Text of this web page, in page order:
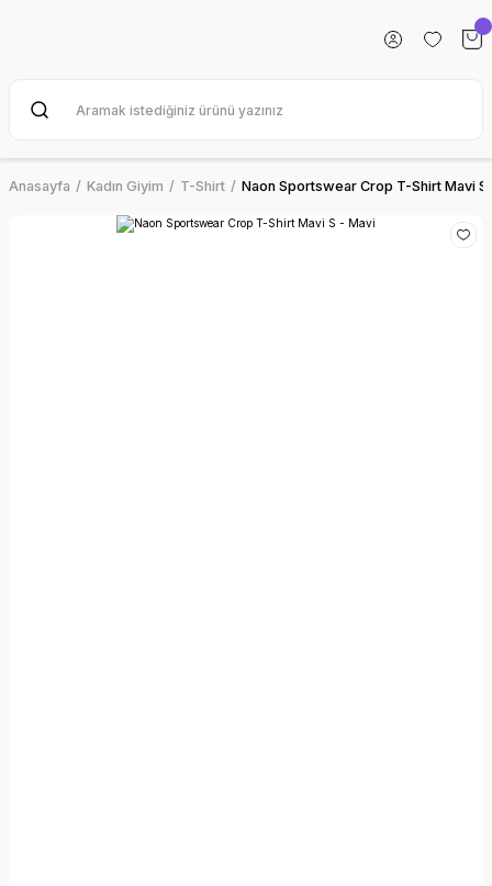
Anasayfa Kadın Giyim T-Shirt Naon Sportswear Crop T-Shirt Mavi S